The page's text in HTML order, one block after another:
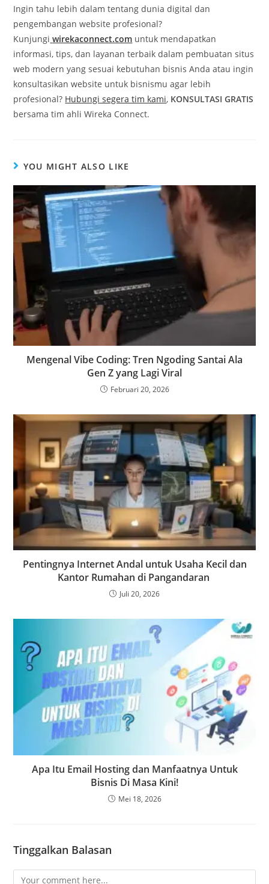
Ingin tahu lebih dalam tentang dunia digital dan
pengembangan website profesional?
Kunjungi wirekaconnect.com untuk mendapatkan
informasi, tips, dan layanan terbaik dalam pembuatan situs
web modern yang sesuai kebutuhan bisnis Anda atau ingin
konsultasikan website untuk bisnismu agar lebih
profesional? Hubungi segera tim kami, KONSULTASI GRATIS
bersama tim ahli Wireka Connect.
YOU MIGHT ALSO LIKE
Mengenal Vibe Coding: Tren Ngoding Santai Ala
Gen Z yang Lagi Viral
Februari 20, 2026
Pentingnya Internet Andal untuk Usaha Kecil dan
Kantor Rumahan di Pangandaran
Juli 20, 2026
Apa Itu Email Hosting dan Manfaatnya Untuk
Bisnis Di Masa Kini!
Mei 18, 2026
Tinggalkan Balasan